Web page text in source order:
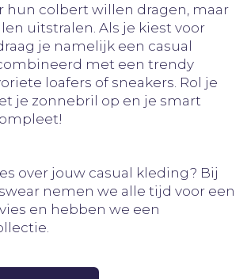
hun colbert willen dragen, maar
uitstralen. Als je kiest voor
je namelijk een casual
met een trendy
loafers of sneakers. Rol je
je zonnebril op en je smart
over jouw casual kleding? Bij
nemen we alle tijd voor een
en hebben we een